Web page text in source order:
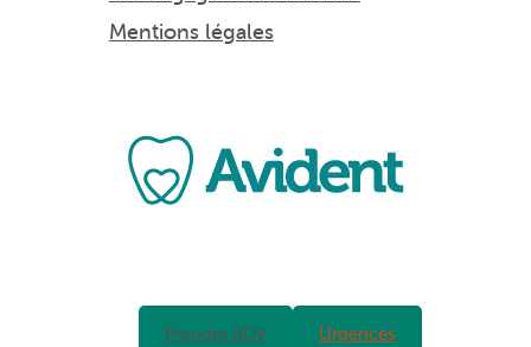
Mentions légales
Prendre RDV Urgences